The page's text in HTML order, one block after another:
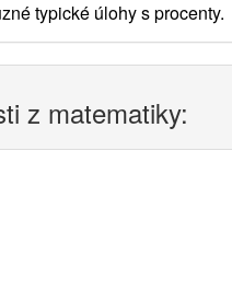
typické úlohy s procenty.
z matematiky: